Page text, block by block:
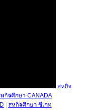
สหกิจ
กิจศึกษา CANADA
สหกิจศึกษา ซีเกท